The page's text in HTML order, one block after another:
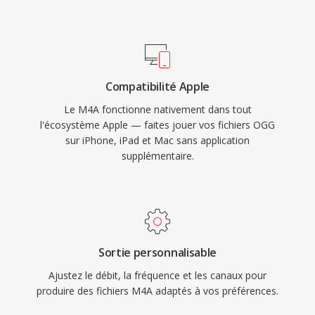
efficiency over older lossy codecs, rich
metadata through the MP4 atom structure
(artwork, chapters, lyrics), and dual-mode
flexibility serving both lossy and lossless
workflows.
Compatibilité Apple
Le M4A fonctionne nativement dans tout
l'écosystème Apple — faites jouer vos fichiers OGG
sur iPhone, iPad et Mac sans application
supplémentaire.
Sortie personnalisable
Ajustez le débit, la fréquence et les canaux pour
produire des fichiers M4A adaptés à vos préférences.